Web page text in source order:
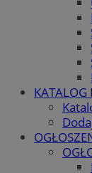
KATALOG